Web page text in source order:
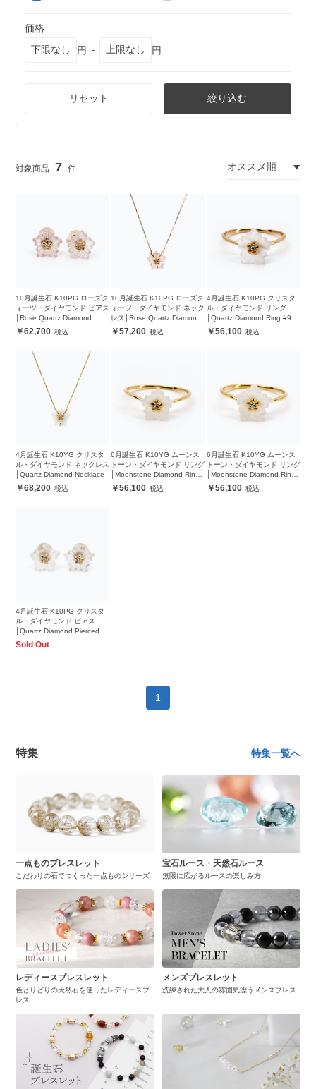
価格
円 ～
円
リセット 絞り込む
7
10月誕生石 K10PG ローズク
ォーツ・ダイヤモンド ピアス
│Rose Quartz Diamond
Pierced earrings
62,700
10月誕生石 K10PG ローズク
ォーツ・ダイヤモンド ネック
レス│Rose Quartz Diamond
Necklace
57,200
4月誕生石 K10PG クリスタ
ル・ダイヤモンド リング
│Quartz Diamond Ring #9
56,100
4月誕生石 K10YG クリスタ
ル・ダイヤモンド ネックレス
│Quartz Diamond Necklace
68,200
6月誕生石 K10YG ムーンス
トーン・ダイヤモンド リング
│Moonstone Diamond Ring
#1356,100
6月誕生石 K10YG ムーンス
トーン・ダイヤモンド リング
│Moonstone Diamond Ring
#956,100
4月誕生石 K10PG クリスタ
ル・ダイヤモンド ピアス
│Quartz Diamond Pierced
earrings
Sold Out
1
特集 特集一覧へ
一点ものブレスレット
こだわりの石でつくった一点ものシリーズ
宝石ルース・天然石ルース
無限に広がるルースの楽しみ方
レディースブレスレット
色とりどりの天然石を使ったレディースブ
レス
メンズブレスレット
洗練された大人の雰囲気漂うメンズブレス